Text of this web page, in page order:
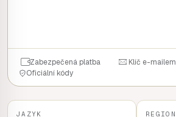
Zabezpečená platba Klíč e-mailem
Oficiální kódy
JAZYK REGION